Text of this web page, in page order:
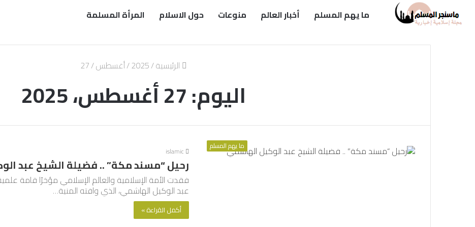
ما يهم المسلم أخبار العالم منوعات حول الاسلام المرأة المسلمة
الرئيسية/
2025
/أغسطس/
27
اليوم:27 أغسطس، 2025
ما يهم المسلم islamic
رحيل “مسند مكة” .. فضيلة الشيخ عبد
فقدت الأمة الإسلامية والعالم الإسلامي مؤخرًا قامة
عبد الوكيل الهاشمي، الذي وافته المنية…
أكمل القراءة »